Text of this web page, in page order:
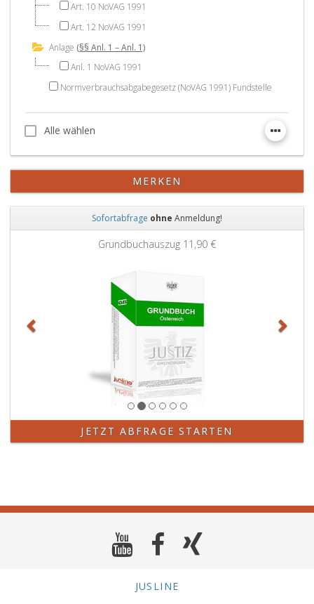
Art. 10 NoVAG 1991
Art. 12 NoVAG 1991
Anlage (§§ Anl. 1 – Anl. 1)
Anl. 1 NoVAG 1991
Normverbrauchsabgabegesetz (NoVAG 1991) Fundstelle
Alle wählen
Alle wählen
MERKEN
Sofortabfrage ohne Anmeldung!
Grundbuchauszug 11,90 €
JETZT ABFRAGE STARTEN
JUSLINE